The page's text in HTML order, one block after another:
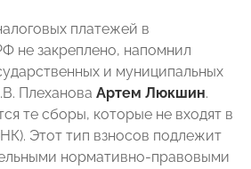
платежей в
не закреплено, напомнил
и муниципальных
Плеханова Артем Люкшин.
те сборы, которые не входят в
Этот тип взносов подлежит
нормативно-правовыми